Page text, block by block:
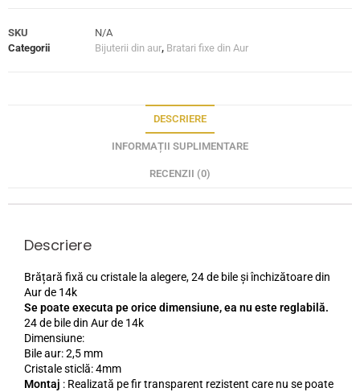
SKU
N/A
Categorii
Bijuterii din aur, Bratari fixe din Aur
DESCRIERE
INFORMAȚII SUPLIMENTARE
RECENZII (0)
Descriere
Brățară fixă cu cristale la alegere, 24 de bile și închizătoare din
Aur de 14k
Se poate executa pe orice dimensiune, ea nu este reglabilă.
24 de bile din Aur de 14k
Dimensiune:
Bile aur: 2,5 mm
Cristale sticlă: 4mm
Montaj : Realizată pe fir transparent rezistent care nu se poate